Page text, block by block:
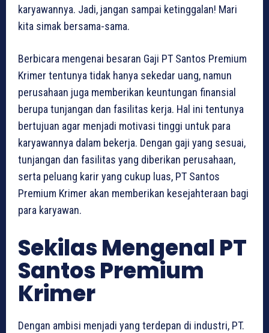
karyawannya. Jadi, jangan sampai ketinggalan! Mari
kita simak bersama-sama.
Berbicara mengenai besaran Gaji PT Santos Premium
Krimer tentunya tidak hanya sekedar uang, namun
perusahaan juga memberikan keuntungan finansial
berupa tunjangan dan fasilitas kerja. Hal ini tentunya
bertujuan agar menjadi motivasi tinggi untuk para
karyawannya dalam bekerja. Dengan gaji yang sesuai,
tunjangan dan fasilitas yang diberikan perusahaan,
serta peluang karir yang cukup luas, PT Santos
Premium Krimer akan memberikan kesejahteraan bagi
para karyawan.
Sekilas Mengenal PT
Santos Premium
Krimer
Dengan ambisi menjadi yang terdepan di industri, PT.